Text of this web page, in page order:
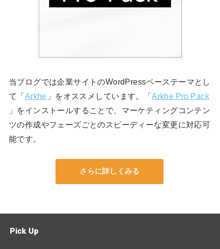
当ブログでは企業サイトのWordPressベーステーマとし
て「Arkhe 」をオススメしています。「Arkhe Pro Pack
」をインストールすることで、マーケティングコンテン
ツの作成やフェーズごとのスピーディーな変更に対応可
能です。
さらに詳しくみる
Pick Up